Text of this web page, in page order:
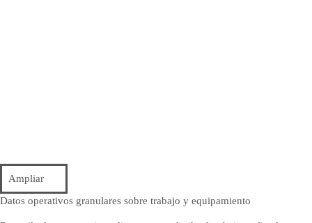
Ampliar
Datos operativos granulares sobre trabajo y equipamiento